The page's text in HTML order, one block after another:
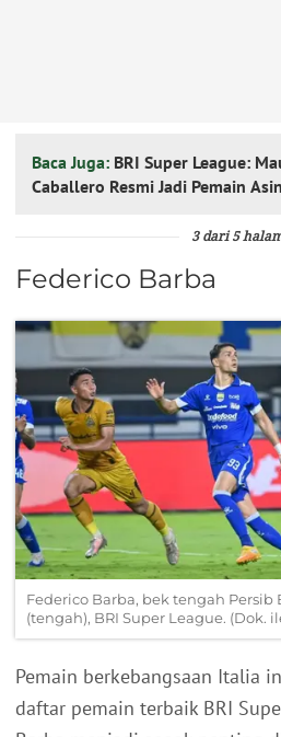
Baca Juga: BRI Super League:
Caballero Resmi Jadi Pemain
3 dari 5
Federico Barba
Federico Barba, bek tengah Persib
(tengah), BRI Super League. (Dok.
Pemain berkebangsaan Italia
daftar pemain terbaik BRI